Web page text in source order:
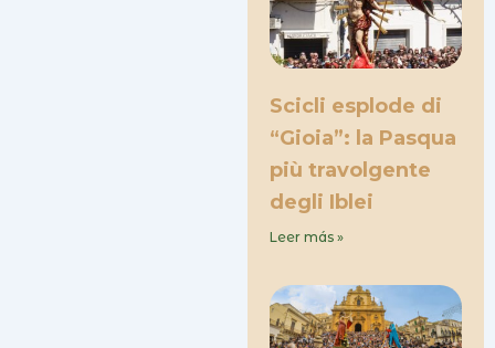
Scicli esplode di
“Gioia”: la Pasqua
più travolgente
degli Iblei
Leer más »